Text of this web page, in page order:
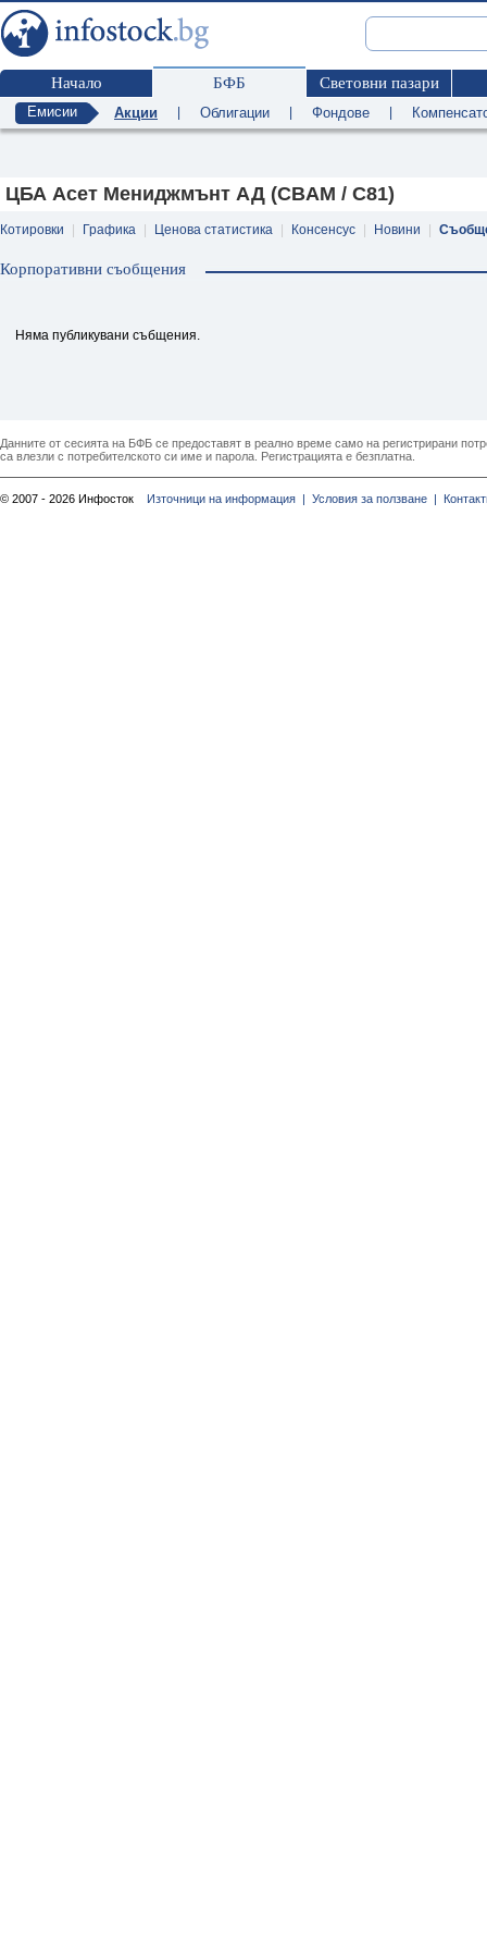
Начало БФБ Световни пазари
Емисии Акции Облигации Фондове
ЦБА Асет Мениджмънт АД (CBAM / C81)
Котировки Графика Ценова статистика Консенсус Новини
Корпоративни съобщения
Няма публикувани събщения.
Данните от сесията на БФБ се предоставят в реално време само на регистрирани
са влезли с потребителското си име и парола. Регистрацията е безплатна.
© 2007 - 2026 Инфосток Източници на информация | Условия за ползване |